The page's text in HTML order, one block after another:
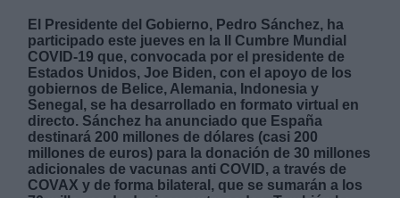
El Presidente del Gobierno, Pedro Sánchez, ha
participado este jueves en la II Cumbre Mundial
COVID-19 que, convocada por el presidente de
Estados Unidos, Joe Biden, con el apoyo de los
gobiernos de Belice, Alemania, Indonesia y
Senegal, se ha desarrollado en formato virtual en
directo. Sánchez ha anunciado que España
destinará 200 millones de dólares (casi 200
millones de euros) para la donación de 30 millones
adicionales de vacunas anti COVID, a través de
COVAX y de forma bilateral, que se sumarán a los
Derechos: